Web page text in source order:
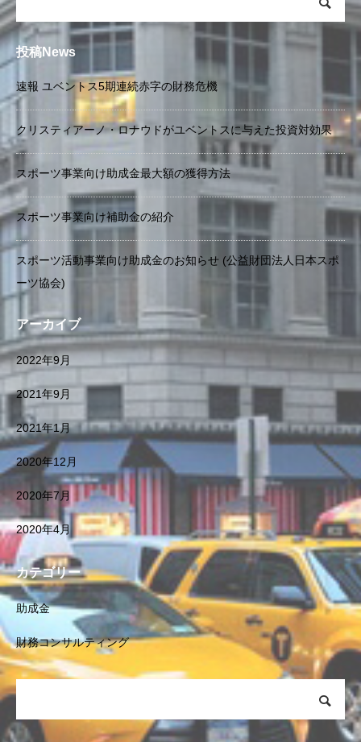
投稿News
速報 ユベントス5期連続赤字の財務危機
クリスティアーノ・ロナウドがユベントスに与えた投資対効果
スポーツ事業向け助成金最大額の獲得方法
スポーツ事業向け補助金の紹介
スポーツ活動事業向け助成金のお知らせ (公益財団法人日本スポ
ーツ協会)
アーカイブ
2022年9月
2021年9月
2021年1月
2020年12月
2020年7月
2020年4月
カテゴリー
助成金
財務コンサルティング